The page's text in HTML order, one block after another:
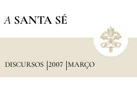
A SANTA SÉ
DISCURSOS 2007 MARÇO